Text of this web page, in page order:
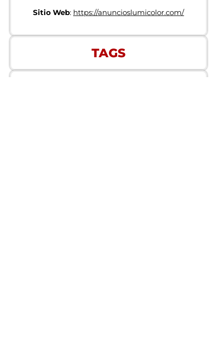
Sitio Web: https://anuncioslumicolor.com/
TAGS